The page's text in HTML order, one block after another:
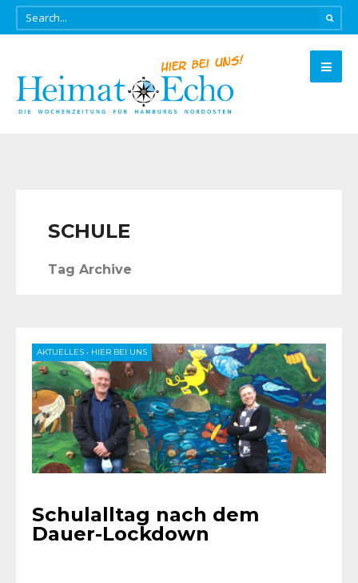
SCHULE
Tag Archive
AKTUELLES • HIER BEI UNS
Schulalltag nach dem
Dauer-Lockdown